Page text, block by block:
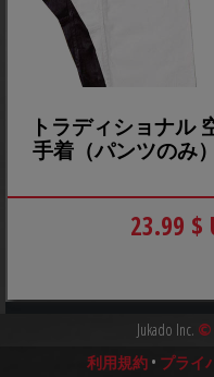
トラディショナル
手着（パンツのみ）
23.99 $
Jukado Inc. ©
利用規約 • プライ